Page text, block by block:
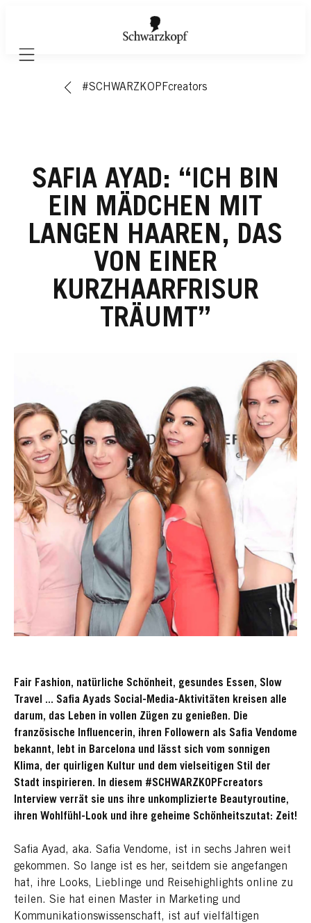
Mobile navigation
#SCHWARZKOPFcreators
SAFIA AYAD: “ICH BIN
EIN MÄDCHEN MIT
LANGEN HAAREN, DAS
VON EINER
KURZHAARFRISUR
TRÄUMT”
Fair Fashion, natürliche Schönheit, gesundes Essen, Slow
Travel ... Safia Ayads Social-Media-Aktivitäten kreisen alle
darum, das Leben in vollen Zügen zu genießen. Die
französische Influencerin, ihren Followern als Safia Vendome
bekannt, lebt in Barcelona und lässt sich vom sonnigen
Klima, der quirligen Kultur und dem vielseitigen Stil der
Stadt inspirieren. In diesem #SCHWARZKOPFcreators
Interview verrät sie uns ihre unkomplizierte Beautyroutine,
ihren Wohlfühl-Look und ihre geheime Schönheitszutat: Zeit!
Safia Ayad, aka. Safia Vendome, ist in sechs Jahren weit
gekommen. So lange ist es her, seitdem sie angefangen
hat, ihre Looks, Lieblinge und Reisehighlights online zu
teilen. Sie hat einen Master in Marketing und
Kommunikationswissenschaft, ist auf vielfältigen